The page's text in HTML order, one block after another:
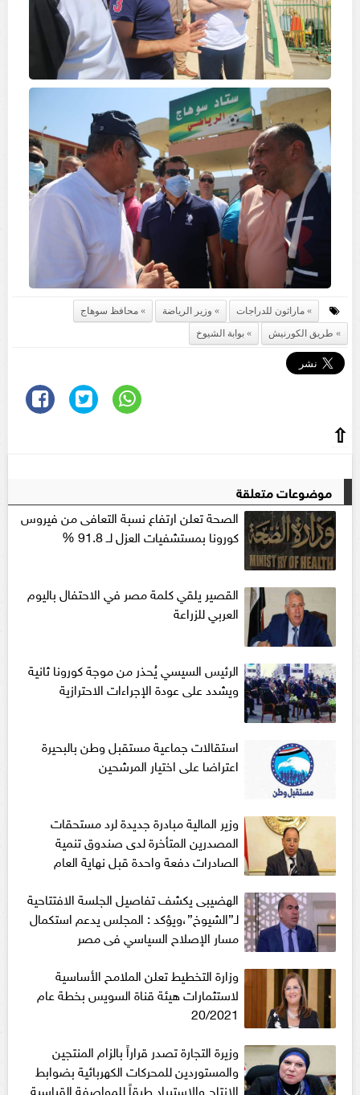
ماراثون للدراجات وزير الرياضة
محافظ سوهاج
طريق الكورنيش
بوابة الشيوخ
⇧
موضوعات متعلقة
الصحة تعلن ارتفاع نسبة التعافى من فيروس
كورونا بمستشفيات العزل لــ 91.8 %
القصير يلقي كلمة مصر في الاحتفال باليوم
العربي للزراعة
الرئيس السيسي يُحذر من موجة كورونا ثانية
ويشدد على عودة الإجراءات الاحترازية
استقالات جماعية مستقبل وطن بالبحيرة
اعتراضا على اختيار المرشحين
وزير المالية مبادرة جديدة لرد مستحقات
المصدرين المتأخرة لدى صندوق تنمية
الصادرات دفعة واحدة قبل نهاية العام
الهضيبى يكشف تفاصيل الجلسة الافتتاحية
لـ”الشيوخ”،ويؤكد : المجلس يدعم استكمال
مسار الإصلاح السياسي فى مصر
وزارة التخطيط تعلن الملامح الأساسية
لاستثمارات هيئة قناة السويس بخطة عام
20/2021
وزيرة التجارة تصدر قراراً بالزام المنتجين
والمستوردين للمحركات الكهربائية بضوابط
الانتاج والاستيراد طبقاً للمواصفة القياسية